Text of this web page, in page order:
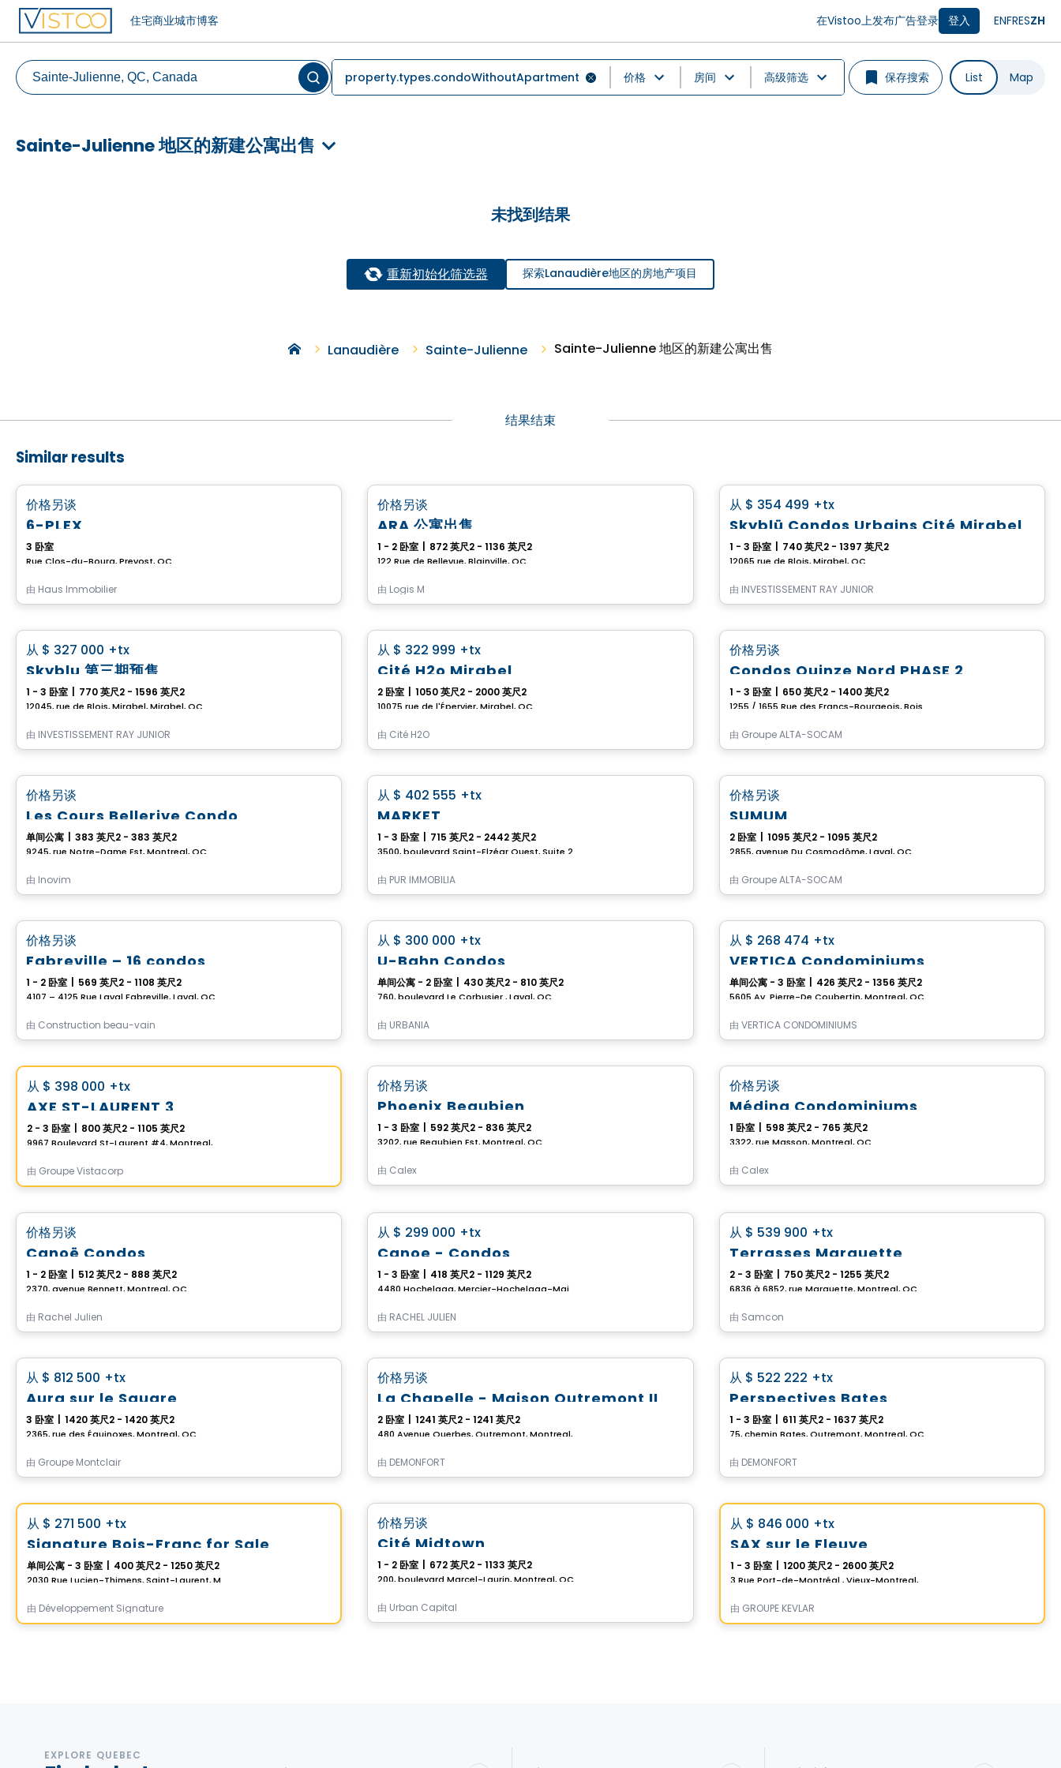
住宅商业城市博客 在Vistoo上发布广告登录 登入 ENFRESZH
property.types.condoWithoutApartment 价格 房间 高级筛选 保存搜索 List Map
Sainte-Julienne 地区的新建公寓出售
未找到结果
重新初始化筛选器 探索Lanaudière地区的房地产项目
Lanaudière Sainte-Julienne Sainte-Julienne 地区的新建公寓出售
结果结束
Similar results
价格另谈
6-PLEX
3 卧室
Rue Clos-du-Bourg, Prevost, QC
由 Haus Immobilier
价格另谈
ARA 公寓出售
1 - 2 卧室 872 英尺2 - 1136 英尺2
122 Rue de Bellevue, Blainville, QC
由 Logis M
从 $ 354 499 +tx
Skyblü Condos Urbains Cité Mirabel
1 - 3 卧室 740 英尺2 - 1397 英尺2
12065 rue de Blois, Mirabel, QC
由 INVESTISSEMENT RAY JUNIOR
Condo
从 $ 327 000 +tx
Skyblu 第三期预售
1 - 3 卧室 770 英尺2 - 1596 英尺2
12045, rue de Blois, Mirabel, Mirabel, QC
由 INVESTISSEMENT RAY JUNIOR
Condo
从 $ 322 999 +tx
Cité H2o Mirabel
2 卧室 1050 英尺2 - 2000 英尺2
10075 rue de l'Épervier, Mirabel, QC
由 Cité H2O
Condo
价格另谈
Condos Quinze Nord PHASE 2
1 - 3 卧室 650 英尺2 - 1400 英尺2
由 Groupe ALTA-SOCAM
Condo
价格另谈
Les Cours Bellerive Condo
单间公寓 383 英尺2 - 383 英尺2
9245, rue Notre-Dame Est, Montreal, QC
由 Inovim
Condo
从 $ 402 555 +tx
MARKET
1 - 3 卧室 715 英尺2 - 2442 英尺2
由 PUR IMMOBILIA
Condo
价格另谈
SUMUM
2 卧室 1095 英尺2 - 1095 英尺2
2855, avenue Du Cosmodôme, Laval, QC
由 Groupe ALTA-SOCAM
Condo
价格另谈
Fabreville – 16 condos
1 - 2 卧室 569 英尺2 - 1108 英尺2
4107 – 4125 Rue Laval Fabreville, Laval, QC
由 Construction beau-vain
Condo
从 $ 300 000 +tx
U-Bahn Condos
单间公寓 - 2 卧室 430 英尺2 - 810 英尺2
760, boulevard Le Corbusier , Laval, QC
由 URBANIA
Condo
从 $ 268 474 +tx
VERTICA Condominiums
单间公寓 - 3 卧室 426 英尺2 - 1356 英尺2
5605 Av. Pierre-De Coubertin, Montreal, QC
由 VERTICA CONDOMINIUMS
从 $ 398 000 +tx
AXE ST-LAURENT 3
2 - 3 卧室 800 英尺2 - 1105 英尺2
由 Groupe Vistacorp
Condo
价格另谈
Phoenix Beaubien
1 - 3 卧室 592 英尺2 - 836 英尺2
3202, rue Beaubien Est, Montreal, QC
由 Calex
Condo
价格另谈
Médina Condominiums
1 卧室 598 英尺2 - 765 英尺2
3322, rue Masson, Montreal, QC
由 Calex
Condo
价格另谈
Canoë Condos
1 - 2 卧室 512 英尺2 - 888 英尺2
2370, avenue Bennett, Montreal, QC
由 Rachel Julien
从 $ 299 000 +tx
Canoe - Condos
1 - 3 卧室 418 英尺2 - 1129 英尺2
由 RACHEL JULIEN
从 $ 539 900 +tx
Terrasses Marquette
2 - 3 卧室 750 英尺2 - 1255 英尺2
6836 à 6852, rue Marquette, Montreal, QC
由 Samcon
Condo
从 $ 812 500 +tx
Aura sur le Square
3 卧室 1420 英尺2 - 1420 英尺2
2365, rue des Équinoxes, Montreal, QC
由 Groupe Montclair
100% Sold out
Condo
价格另谈
La Chapelle - Maison Outremont II
2 卧室 1241 英尺2 - 1241 英尺2
由 DEMONFORT
Condo
从 $ 522 222 +tx
Perspectives Bates
1 - 3 卧室 611 英尺2 - 1637 英尺2
75, chemin Bates, Outremont, Montreal, QC
由 DEMONFORT
从 $ 271 500 +tx
Signature Bois-Franc for Sale
单间公寓 - 3 卧室 400 英尺2 - 1250 英尺2
由 Développement Signature
Condo
价格另谈
Cité Midtown
1 - 2 卧室 672 英尺2 - 1133 英尺2
200, boulevard Marcel-Laurin, Montreal, QC
由 Urban Capital
从 $ 846 000 +tx
SAX sur le Fleuve
1 - 3 卧室 1200 英尺2 - 2600 英尺2
由 GROUPE KEVLAR
EXPLORE QUEBEC